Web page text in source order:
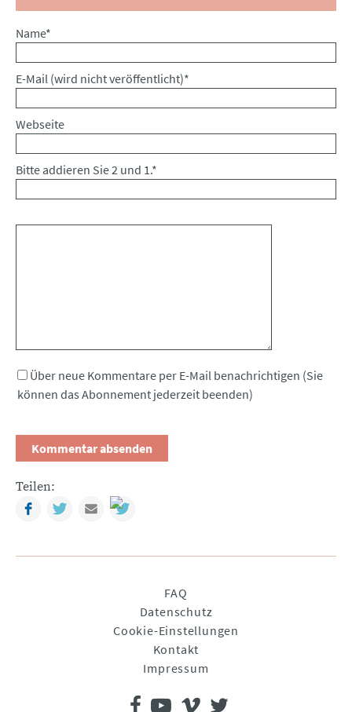
Pflichtfeld
Name*
Pflichtfeld
E-Mail (wird nicht veröffentlicht)*
Webseite
Bitte addieren Sie 2 und 1.*
Über neue Kommentare per E-Mail benachrichtigen (Sie
können das Abonnement jederzeit beenden)
Teilen:
FacebookTwitterMail
FAQ
Datenschutz
Cookie-Einstellungen
Kontakt
Impressum